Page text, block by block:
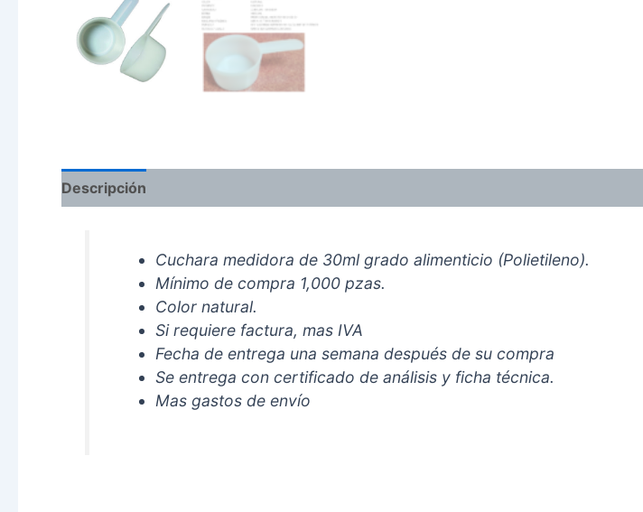
Descripción
Cuchara medidora de 30ml grado alimenticio (Polietileno).
Mínimo de compra 1,000 pzas.
Color natural.
Si requiere factura, mas IVA
Fecha de entrega una semana después de su compra
Se entrega con certificado de análisis y ficha técnica.
Mas gastos de envío